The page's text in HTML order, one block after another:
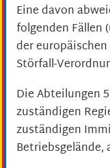
Eine davon
folgenden Fällen
der
Störfall-
Die Abteilungen
zuständigen
zuständigen
Betriebsgelände,